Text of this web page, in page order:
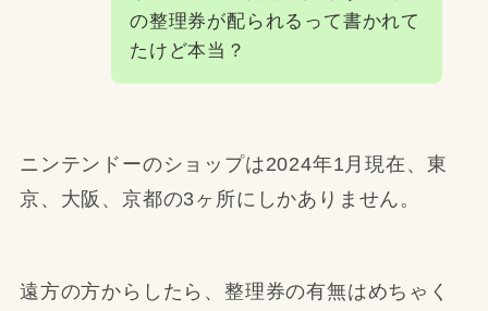
の整理券が配られるって書かれて
たけど本当？
ニンテンドーのショップは2024年1月現在、東
京、大阪、京都の3ヶ所にしかありません。
遠方の方からしたら、整理券の有無はめちゃく